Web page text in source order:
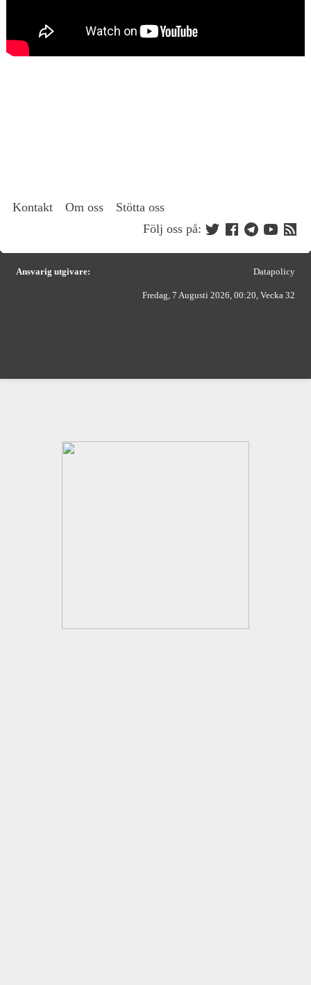
Kontakt Om oss
Stötta oss
Följ oss på:
Ansvarig utgivare: Datapolicy
Fredag, 7 Augusti 2026, 00:20, Vecka 32